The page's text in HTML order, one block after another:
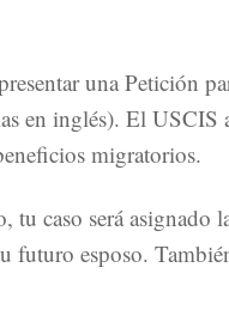
una
inglés). El USCIS
migratorios.
caso será
esposo.